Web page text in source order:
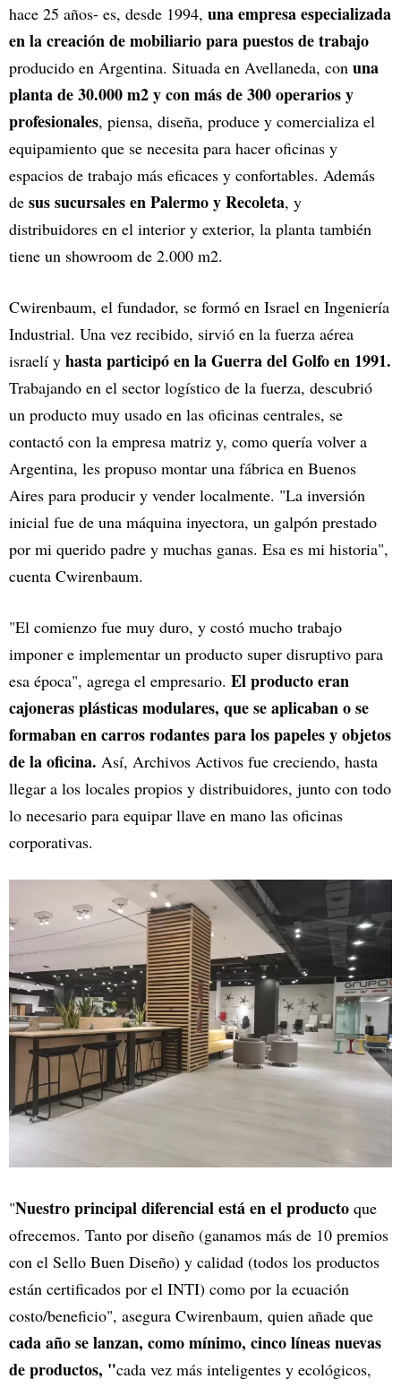
hace 25 años- es, desde 1994, una empresa especializada
en la creación de mobiliario para puestos de trabajo
producido en Argentina. Situada en Avellaneda, con una
planta de 30.000 m2 y con más de 300 operarios y
profesionales, piensa, diseña, produce y comercializa el
equipamiento que se necesita para hacer oficinas y
espacios de trabajo más eficaces y confortables. Además
de sus sucursales en Palermo y Recoleta, y
distribuidores en el interior y exterior, la planta también
tiene un showroom de 2.000 m2.
Cwirenbaum, el fundador, se formó en Israel en Ingeniería
Industrial. Una vez recibido, sirvió en la fuerza aérea
israelí y hasta participó en la Guerra del Golfo en 1991.
Trabajando en el sector logístico de la fuerza, descubrió
un producto muy usado en las oficinas centrales, se
contactó con la empresa matriz y, como quería volver a
Argentina, les propuso montar una fábrica en Buenos
Aires para producir y vender localmente. "La inversión
inicial fue de una máquina inyectora, un galpón prestado
por mi querido padre y muchas ganas. Esa es mi historia",
cuenta Cwirenbaum.
"El comienzo fue muy duro, y costó mucho trabajo
imponer e implementar un producto super disruptivo para
esa época", agrega el empresario. El producto eran
cajoneras plásticas modulares, que se aplicaban o se
formaban en carros rodantes para los papeles y objetos
de la oficina. Así, Archivos Activos fue creciendo, hasta
llegar a los locales propios y distribuidores, junto con todo
lo necesario para equipar llave en mano las oficinas
corporativas.
"Nuestro principal diferencial está en el producto que
ofrecemos. Tanto por diseño (ganamos más de 10 premios
con el Sello Buen Diseño) y calidad (todos los productos
están certificados por el INTI) como por la ecuación
costo/beneficio", asegura Cwirenbaum, quien añade que
cada año se lanzan, como mínimo, cinco líneas nuevas
de productos, "cada vez más inteligentes y ecológicos,